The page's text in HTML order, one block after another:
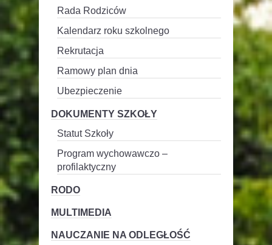
Rada Rodziców
Kalendarz roku szkolnego
Rekrutacja
Ramowy plan dnia
Ubezpieczenie
DOKUMENTY SZKOŁY
Statut Szkoły
Program wychowawczo –
profilaktyczny
RODO
MULTIMEDIA
NAUCZANIE NA ODLEGŁOŚĆ